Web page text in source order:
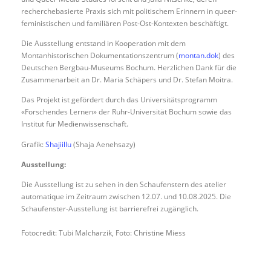
recherchebasierte Praxis sich mit politischem Erinnern in queer-
feministischen und familiären Post-Ost-Kontexten beschäftigt.
Die Ausstellung entstand in Kooperation mit dem
Montanhistorischen Dokumentationszentrum (montan.dok) des
Deutschen Bergbau-Museums Bochum. Herzlichen Dank für die
Zusammenarbeit an Dr. Maria Schäpers und Dr. Stefan Moitra.
Das Projekt ist gefördert durch das Universitätsprogramm
«Forschendes Lernen» der Ruhr-Universität Bochum sowie das
Institut für Medienwissenschaft.
Grafik:Shajiillu(Shaja Aenehsazy)
Ausstellung:
Die Ausstellung ist zu sehen in den Schaufenstern des atelier
automatique im Zeitraum zwischen 12.07. und 10.08.2025. Die
Schaufenster-Ausstellung ist barrierefrei zugänglich.
Fotocredit: Tubi Malcharzik, Foto: Christine Miess